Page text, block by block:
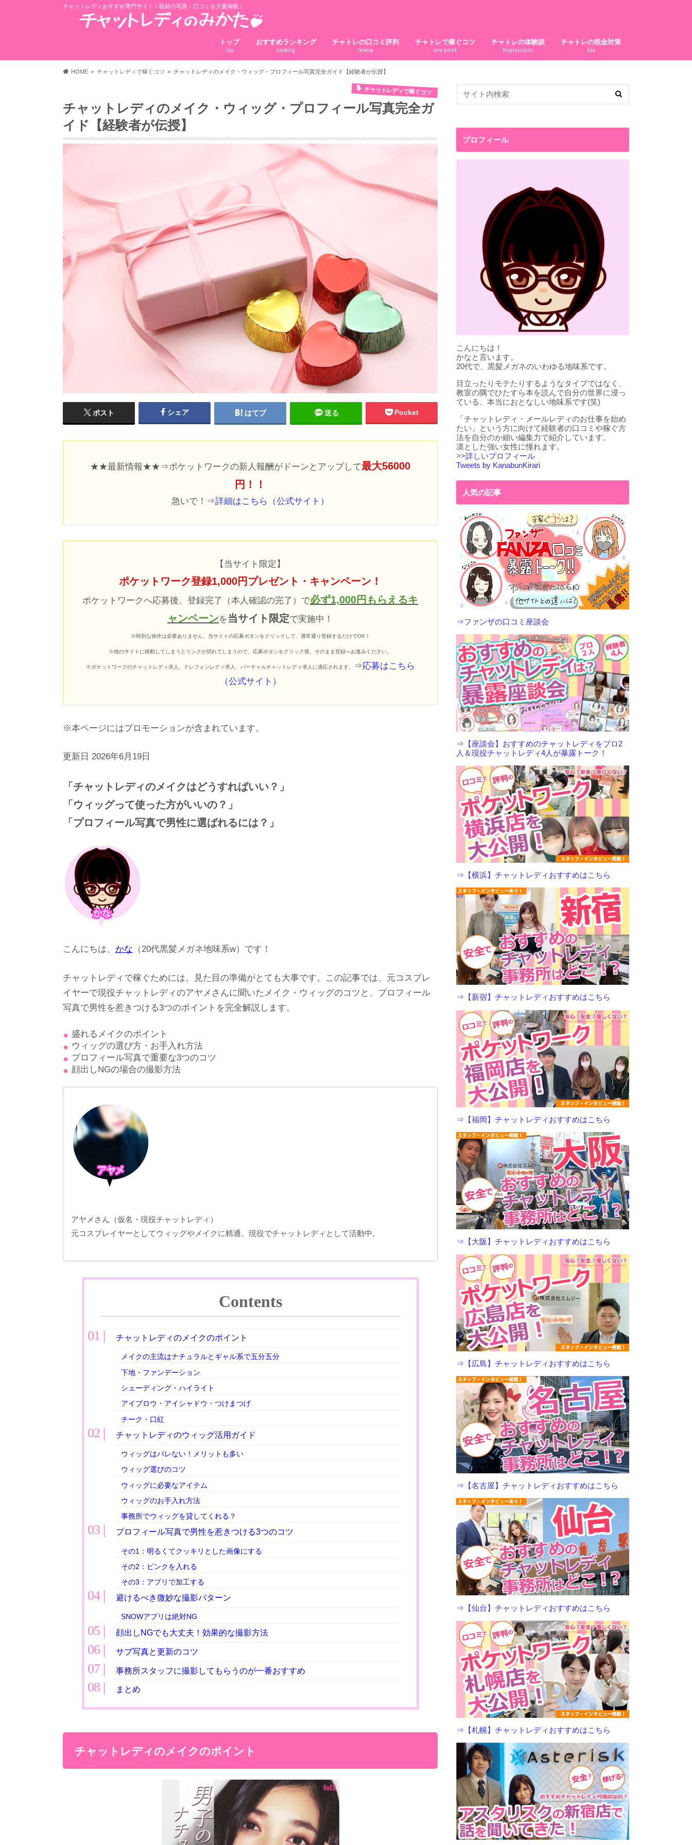
チャットレディおすすめ専門サイト！取材の写真・口コミを大量掲載！
トップ
top
おすすめランキング
ranking
チャトレの口コミ評判
review
チャトレで稼ぐコツ
one point
チャトレの体験談
Impressions
チャトレの税金対策
tax
HOME チャットレディで稼ぐコツ チャットレディのメイク・ウィッグ・プロフィール写真完全ガイド【経験者が伝授】
チャットレディで稼ぐコツ
チャットレディのメイク・ウィッグ・プロフィール写真完全ガ
イド【経験者が伝授】
ポスト シェア はてブ 送る Pocket
★★最新情報★★⇒ポケットワークの新人報酬がドーンとアップして最大56000
円！！
急いで！⇒詳細はこちら（公式サイト）
【当サイト限定】
ポケットワーク登録1,000円プレゼント・キャンペーン！
ポケットワークへ応募後、登録完了（本人確認の完了）で必ず1,000円もらえるキ
ャンペーンを当サイト限定で実施中！
※特別な操作は必要ありません。 当サイトの応募ボタンをクリックして、通常通り登録するだけでOK！
※他のサイトに移動してしまうとリンクが切れてしまうので、応募ボタンをクリック後、そのまま登録へお進みください。
※ポケットワークのチャットレディ求人、テレフォンレディ求人、バーチャルチャットレディ求人に適応されます。 ⇒応募はこちら
（公式サイト）
※本ページにはプロモーションが含まれています。
更新日 2026年6月19日
「チャットレディのメイクはどうすればいい？」
「ウィッグって使った方がいいの？」
「プロフィール写真で男性に選ばれるには？」
こんにちは、 かな （20代黒髪メガネ地味系w）です！
チャットレディで稼ぐためには、見た目の準備がとても大事です。この記事では、元コスプレ
イヤーで現役チャットレディのアヤメさんに聞いたメイク・ウィッグのコツと、プロフィール
写真で男性を惹きつける3つのポイントを完全解説します。
盛れるメイクのポイント
ウィッグの選び方・お手入れ方法
プロフィール写真で重要な3つのコツ
顔出しNGの場合の撮影方法
アヤメさん（仮名・現役チャットレディ）
元コスプレイヤーとしてウィッグやメイクに精通。現役でチャットレディとして活動中。
Contents
チャットレディのメイクのポイント
メイクの主流はナチュラルとギャル系で五分五分
下地・ファンデーション
シェーディング・ハイライト
アイブロウ・アイシャドウ・つけまつげ
チーク・口紅
チャットレディのウィッグ活用ガイド
ウィッグはバレない！メリットも多い
ウィッグ選びのコツ
ウィッグに必要なアイテム
ウィッグのお手入れ方法
事務所でウィッグを貸してくれる？
プロフィール写真で男性を惹きつける3つのコツ
その1：明るくてクッキリとした画像にする
その2：ピンクを入れる
その3：アプリで加工する
避けるべき微妙な撮影パターン
SNOWアプリは絶対NG
顔出しNGでも大丈夫！効果的な撮影方法
サブ写真と更新のコツ
事務所スタッフに撮影してもらうのが一番おすすめ
まとめ
チャットレディのメイクのポイント
プロフィール
こんにちは！
かなと言います。
20代で、黒髪メガネのいわゆる地味系です。
目立ったりモテたりするようなタイプではなく、
教室の隅でひたすら本を読んで自分の世界に浸っ
ている、本当におとなしい地味系です(笑)
「チャットレディ・メールレディのお仕事を始め
たい」という方に向けて経験者の口コミや稼ぐ方
法を自分のか細い編集力で紹介しています。
凛とした強い女性に憧れます。
>>詳しいプロフィール
Tweets by KanabunKirari
人気の記事
⇒ファンザの口コミ座談会
⇒【座談会】おすすめのチャットレディをプロ2
人＆現役チャットレディ4人が暴露トーク！
⇒【横浜】チャットレディおすすめはこちら
⇒【新宿】チャットレディおすすめはこちら
⇒【福岡】チャットレディおすすめはこちら
⇒【大阪】チャットレディおすすめはこちら
⇒【広島】チャットレディおすすめはこちら
⇒【名古屋】チャットレディおすすめはこちら
⇒【仙台】チャットレディおすすめはこちら
⇒【札幌】チャットレディおすすめはこちら